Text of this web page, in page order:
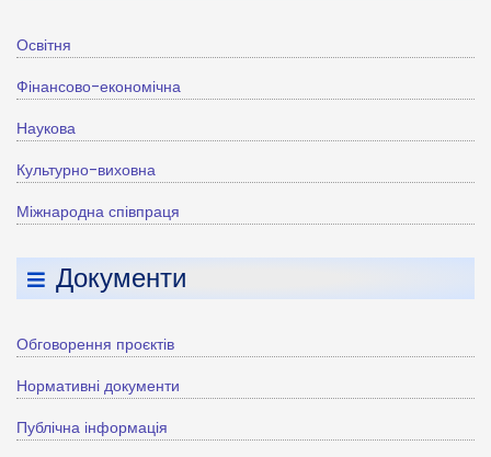
Освітня
Фінансово-економічна
Наукова
Культурно-виховна
Міжнародна співпраця
Документи
Обговорення проєктів
Нормативні документи
Публічна інформація